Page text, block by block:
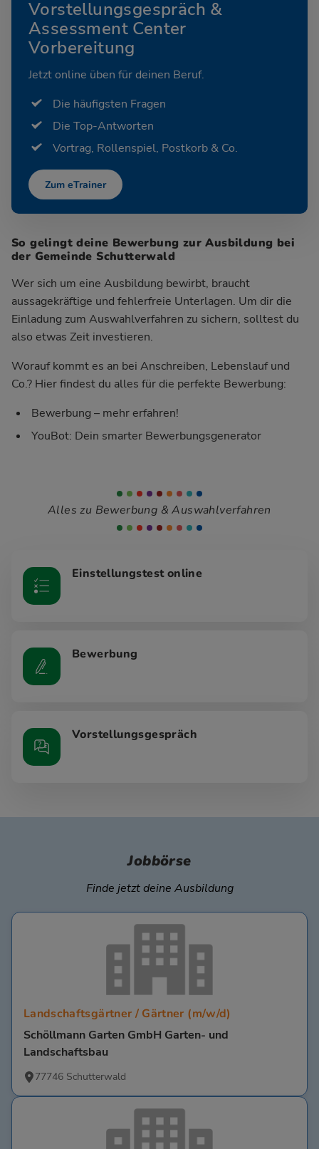
Vorstellungsgespräch &
Assessment Center
Vorbereitung
Jetzt online üben für deinen Beruf.
Die häufigsten Fragen
Die Top-Antworten
Vortrag, Rollenspiel, Postkorb & Co.
Zum eTrainer
So gelingt deine Bewerbung zur Ausbildung bei
der Gemeinde Schutterwald
Wer sich um eine Ausbildung bewirbt, braucht
aussagekräftige und fehlerfreie Unterlagen. Um dir die
Einladung zum Auswahlverfahren zu sichern, solltest du
also etwas Zeit investieren.
Worauf kommt es an bei Anschreiben, Lebenslauf und
Co.? Hier findest du alles für die perfekte Bewerbung:
Bewerbung – mehr erfahren!
YouBot: Dein smarter Bewerbungsgenerator
Alles zu Bewerbung & Auswahlverfahren
Einstellungstest online
Bewerbung
Vorstellungsgespräch
Jobbörse
Finde jetzt deine Ausbildung
Landschaftsgärtner / Gärtner (m/w/d)
Schöllmann Garten GmbH Garten- und
Landschaftsbau
77746 Schutterwald